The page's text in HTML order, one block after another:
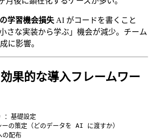
学習機会損失 AI がコードを書くこと
さな実装から学ぶ」機会が減少。チーム
に影響。
果的な導入フレームワー
：基礎設定
の策定（どのデータを AI に渡すか）
の配布